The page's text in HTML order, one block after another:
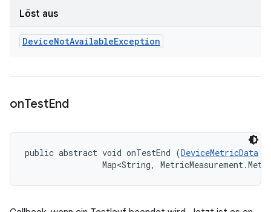
Löst aus
DeviceNotAvailableException
onTestEnd
public abstract void onTestEnd (DeviceMetricData
Map<String,